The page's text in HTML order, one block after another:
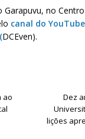
no
canal do
DCEven).
ao
Dez
lições